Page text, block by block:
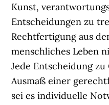
Kunst,
Entscheidungen zu
Rechtfertigung aus
menschliches Leben
Jede Entscheidung
Ausmaß einer
sei es individuelle